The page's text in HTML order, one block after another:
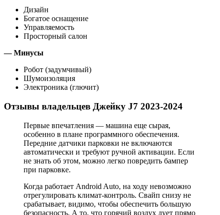
Дизайн
Богатое оснащение
Управляемость
Просторный салон
— Минусы
Робот (задумчивый)
Шумоизоляция
Электроника (глючит)
Отзывы владельцев Джейку J7 2023-2024
Первые впечатления — машина еще сырая,
особенно в плане программного обеспечения.
Передние датчики парковки не включаются
автоматически и требуют ручной активации. Если
не знать об этом, можно легко повредить бампер
при парковке.
Когда работает Android Auto, на ходу невозможно
отрегулировать климат-контроль. Свайп снизу не
срабатывает, видимо, чтобы обеспечить большую
безопасность. А то, что горячий воздух дует прямо